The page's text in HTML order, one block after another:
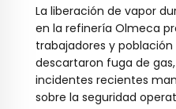
La liberación de vapor
en la refinería Olmeca
trabajadores y
descartaron fuga de
incidentes recientes
sobre la seguridad